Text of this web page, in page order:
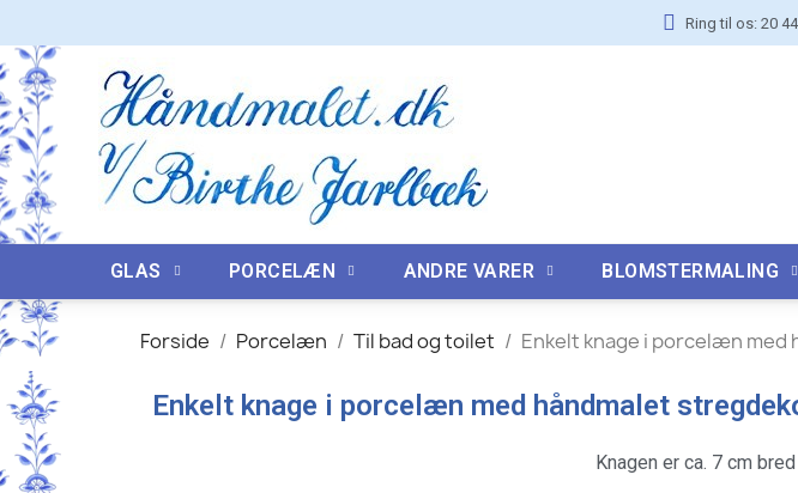
Ring til os: 20
GLAS PORCELÆN ANDRE VARER BLOMSTERMALING
Forside Porcelæn Til bad og toilet Enkelt knage i porcelæn med
Enkelt knage i porcelæn med håndmalet
Knagen er ca. 7 cm